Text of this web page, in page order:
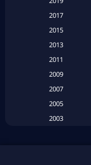
Based on
Based on
2017
2015
2013
2011
2009
2007
2005
2003